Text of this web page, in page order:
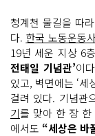
청계천 물길을 따
다. 한국 노동운동
19년 세운 지상 6
전태일 기념관’이
있고, 벽면에는 ‘세
걸려 있다. 기념관
기를 맞아 한 장
에서도 “세상은 바